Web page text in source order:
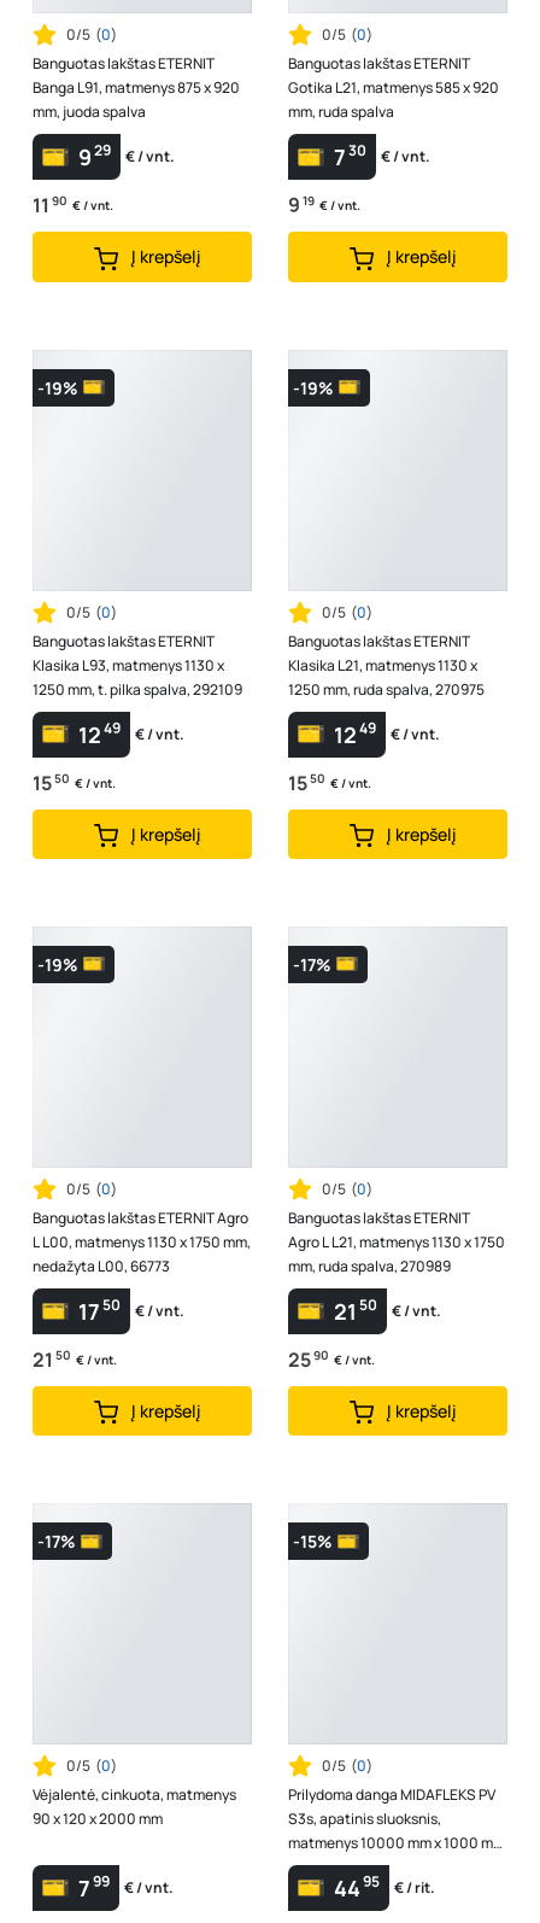
0/5 (0)
Banguotas lakštas ETERNIT
Banga L91, matmenys 875 x 920
mm, juoda spalva
929 € / vnt.
11 90 € / vnt.
Į krepšelį
0/5 (0)
Banguotas lakštas ETERNIT
Gotika L21, matmenys 585 x 920
mm, ruda spalva
730 € / vnt.
9 19 € / vnt.
Į krepšelį
-19%
0/5 (0)
Banguotas lakštas ETERNIT
Klasika L93, matmenys 1130 x
1250 mm, t. pilka spalva, 292109
1249 € / vnt.
1550 € / vnt.
Į krepšelį
-19%
0/5 (0)
Banguotas lakštas ETERNIT
Klasika L21, matmenys 1130 x
1250 mm, ruda spalva, 270975
1249 € / vnt.
1550 € / vnt.
Į krepšelį
-19%
0/5 (0)
Banguotas lakštas ETERNIT Agro
L L00, matmenys 1130 x 1750 mm,
nedažyta L00, 66773
1750 € / vnt.
21 50 € / vnt.
Į krepšelį
-17%
0/5 (0)
Banguotas lakštas ETERNIT
Agro L L21, matmenys 1130 x 1750
mm, ruda spalva, 270989
21 50 € / vnt.
2590 € / vnt.
Į krepšelį
-17%
0/5 (0)
Vėjalentė, cinkuota, matmenys
90 x 120 x 2000 mm
799 € / vnt.
-15%
0/5 (0)
Prilydoma danga MIDAFLEKS PV
S3s, apatinis sluoksnis,
matmenys 10000 mm x 1000 mm
x 3 mm, 1 rit. - 10 m², IN000607
4495 € / rit.